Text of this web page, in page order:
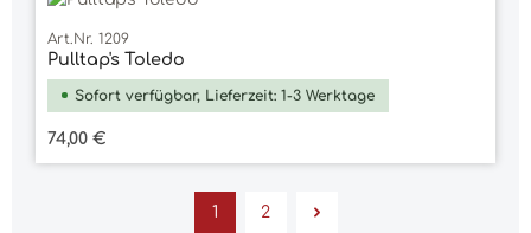
Art.Nr. 1209
Pulltap's Toledo
Sofort verfügbar, Lieferzeit: 1-3 Werktage
Regulärer Preis:
74,00 €
Seite
1
Seite
2